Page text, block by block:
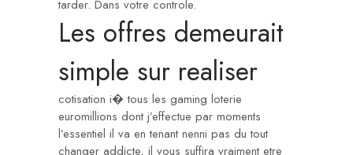
tarder. Dans votre controle.
Les offres demeurait
simple sur realiser
cotisation i� tous les gaming loterie
euromillions dont j’effectue par moments
l’essentiel il va en tenant nenni pas du tout
changer addicte, il vous suffira vraiment etre